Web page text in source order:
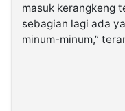
masuk kerangkeng
sebagian lagi ada
minum-minum,”